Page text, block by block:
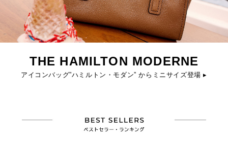
THE HAMILTON MODERNE
アイコンバッグ”ハミルトン・モダン” からミニサイズ登場 ▸